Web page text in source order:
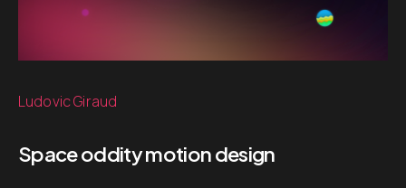
Ludovic Giraud
Space oddity motion design